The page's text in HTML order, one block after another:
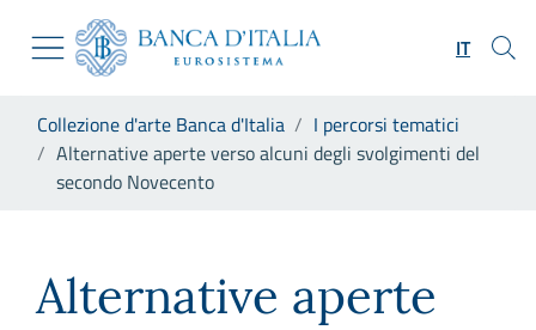
Skip to Main Content
Vai al sito istituzionale
Vai al menu di navigazione
Vai alla ricerca
Vai al footer
IT
Collezione d'arte Banca d'Italia
I percorsi tematici
Alternative aperte verso alcuni degli svolgimenti del
secondo Novecento
Alternative aperte